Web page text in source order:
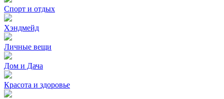
Спорт и отдых
Хэндмейд
Личные вещи
Дом и Дача
Красота и здоровье